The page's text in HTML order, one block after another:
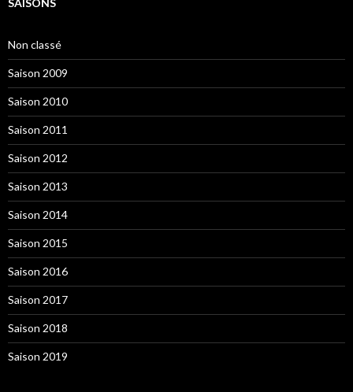
Non classé
Saison 2009
Saison 2010
Saison 2011
Saison 2012
Saison 2013
Saison 2014
Saison 2015
Saison 2016
Saison 2017
Saison 2018
Saison 2019